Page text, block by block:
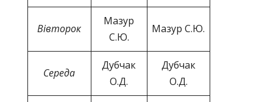
Вівторок
Мазур
С.Ю.
Мазур С.Ю.
Середа
Дубчак
О.Д.
Дубчак
О.Д.